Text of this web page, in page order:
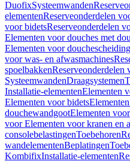
DuofixSysteemwanden
elementenReserveonderdelen
voor bidetsReserveonderdelen
Elementen voor douches met
Elementen voor
voor was- en afwasmachines
spoelbakkenReserveonderdelen
SysteemwandenDraagsystemen
Installatie-elementenElementen
Elementen voor bidets
douchewandgootElementen
voor Elementen voor kranen en
consolebelastingenToebehoren
wandelementenBeplatingen
KombifixInstallatie-elementen